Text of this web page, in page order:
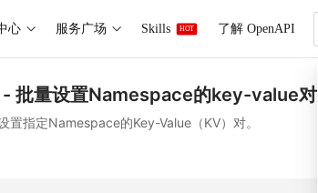
心 服务广场 Skills HOT 了解 OpenAPI
- 批量设置Namespace的key-value对
指定Namespace的Key-Value（KV）对。